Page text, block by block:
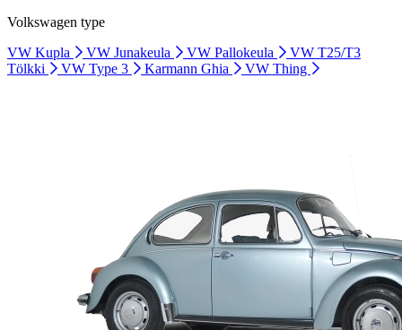
Volkswagen type
VW Kupla
VW Junakeula VW Pallokeula
VW T25/T3
Tölkki
VW Type 3 Karmann Ghia VW Thing